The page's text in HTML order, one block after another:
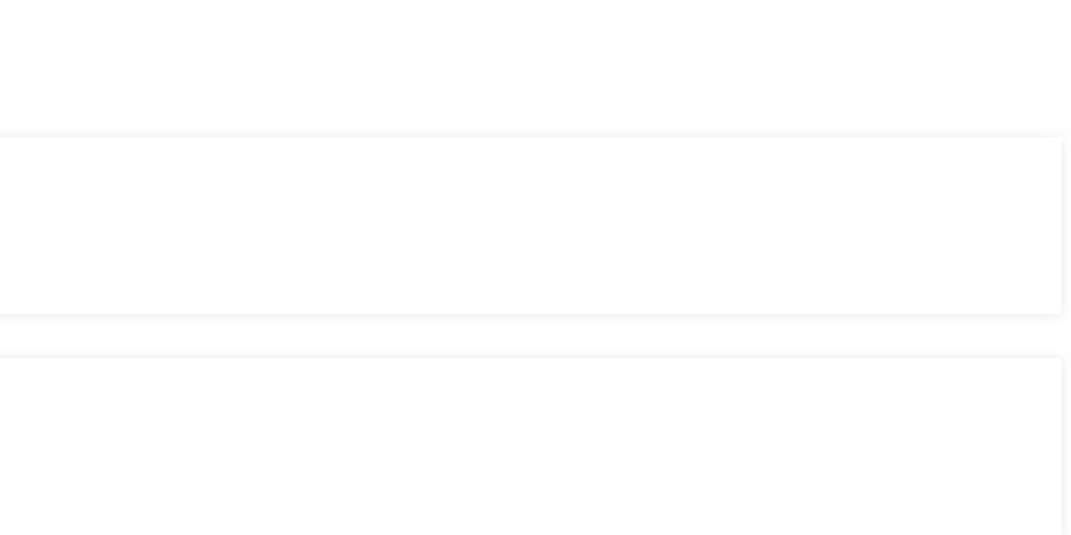
sans complications.
du marché.
des plateformes et des dApps.